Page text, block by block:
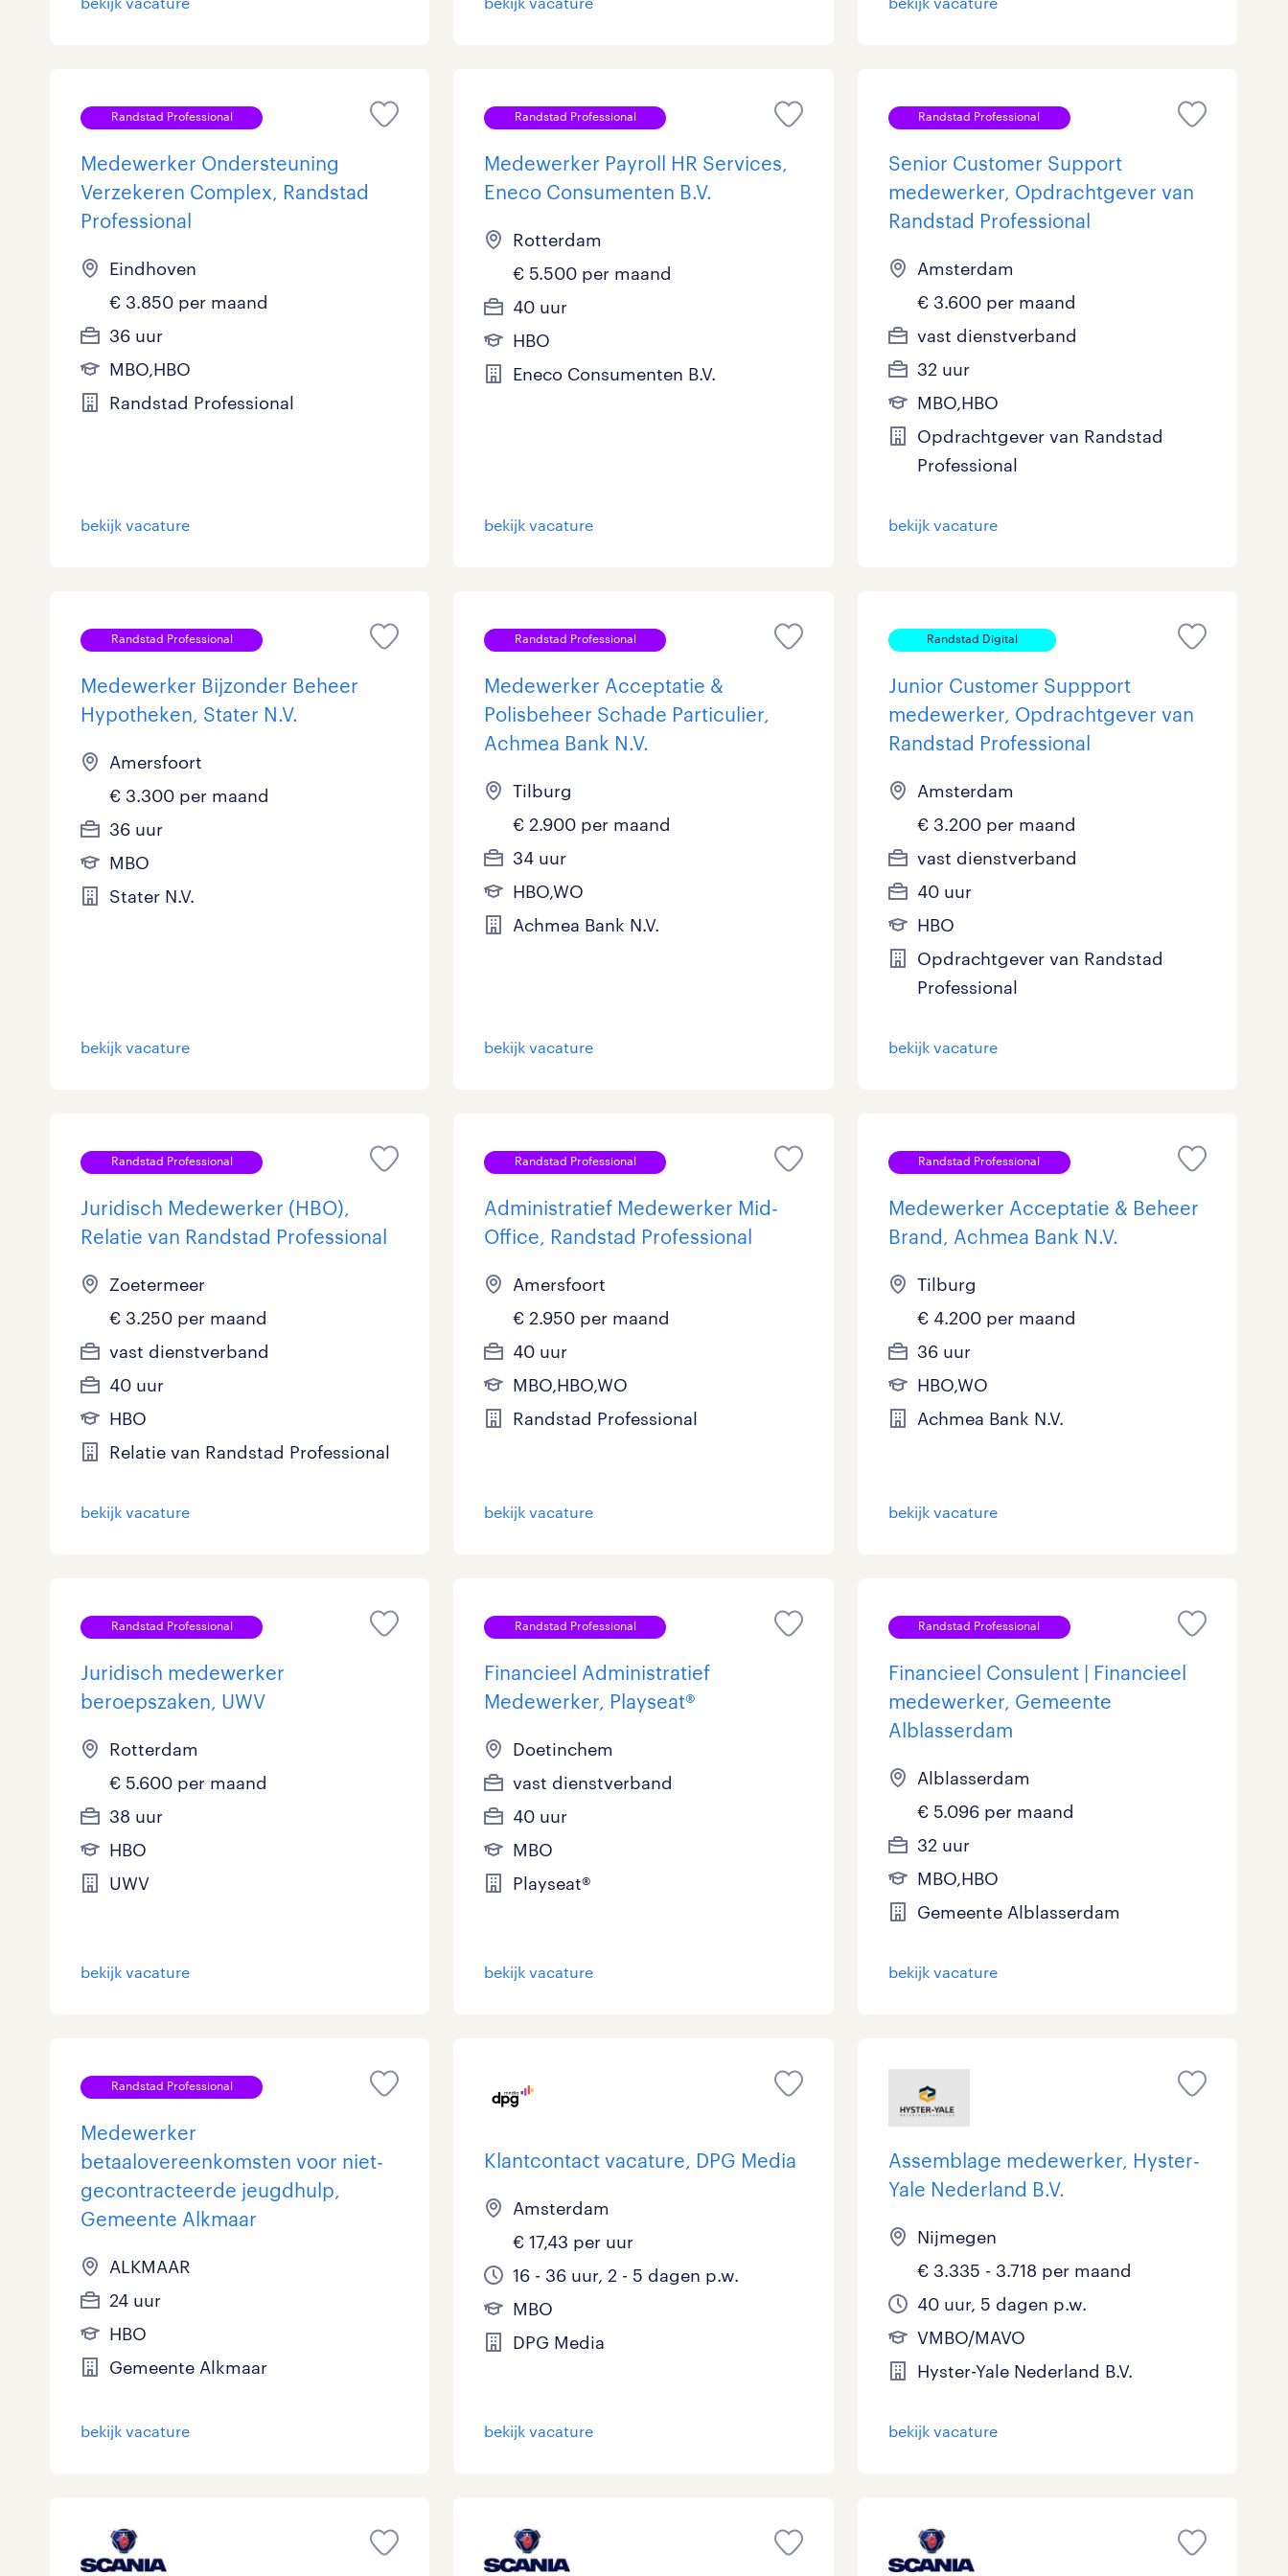
Webcare 0 Zorg / Verpleging 2
toon 892 resultaten
Randstad Professional
Medewerker Ondersteuning
Verzekeren Complex, Randstad
Professional
Eindhoven
€ 3.850 per maand
36 uur
MBO,HBO
Randstad Professional
bekijk vacature
Randstad Professional
Medewerker Payroll HR Services,
Eneco Consumenten B.V.
Rotterdam
€ 5.500 per maand
40 uur
HBO
Eneco Consumenten B.V.
bekijk vacature
Randstad Professional
Senior Customer Support
medewerker, Opdrachtgever van
Randstad Professional
Amsterdam
€ 3.600 per maand
vast dienstverband
32 uur
MBO,HBO
Opdrachtgever van Randstad
Professional
bekijk vacature
Randstad Professional
Medewerker Bijzonder Beheer
Hypotheken, Stater N.V.
Amersfoort
€ 3.300 per maand
36 uur
MBO
Stater N.V.
bekijk vacature
Randstad Professional
Medewerker Acceptatie &
Polisbeheer Schade Particulier,
Achmea Bank N.V.
Tilburg
€ 2.900 per maand
34 uur
HBO,WO
Achmea Bank N.V.
bekijk vacature
Randstad Digital
Junior Customer Suppport
medewerker, Opdrachtgever van
Randstad Professional
Amsterdam
€ 3.200 per maand
vast dienstverband
40 uur
HBO
Opdrachtgever van Randstad
Professional
bekijk vacature
Randstad Professional
Juridisch Medewerker (HBO),
Relatie van Randstad Professional
Zoetermeer
€ 3.250 per maand
vast dienstverband
40 uur
HBO
Relatie van Randstad Professional
bekijk vacature
Randstad Professional
Administratief Medewerker Mid-
Office, Randstad Professional
Amersfoort
€ 2.950 per maand
40 uur
MBO,HBO,WO
Randstad Professional
bekijk vacature
Randstad Professional
Medewerker Acceptatie & Beheer
Brand, Achmea Bank N.V.
Tilburg
€ 4.200 per maand
36 uur
HBO,WO
Achmea Bank N.V.
bekijk vacature
Randstad Professional
Juridisch medewerker
beroepszaken, UWV
Rotterdam
€ 5.600 per maand
38 uur
HBO
UWV
bekijk vacature
Randstad Professional
Financieel Administratief
Medewerker, Playseat®
Doetinchem
vast dienstverband
40 uur
MBO
Playseat®
bekijk vacature
Randstad Professional
Financieel Consulent | Financieel
medewerker, Gemeente
Alblasserdam
Alblasserdam
€ 5.096 per maand
32 uur
MBO,HBO
Gemeente Alblasserdam
bekijk vacature
Randstad Professional
Medewerker
betaalovereenkomsten voor niet-
gecontracteerde jeugdhulp,
Gemeente Alkmaar
ALKMAAR
24 uur
HBO
Gemeente Alkmaar
bekijk vacature
Klantcontact vacature, DPG Media
Amsterdam
€ 17,43 per uur
16 - 36 uur, 2 - 5 dagen p.w.
MBO
DPG Media
bekijk vacature
Assemblage medewerker, Hyster-
Yale Nederland B.V.
Nijmegen
€ 3.335 - 3.718 per maand
40 uur, 5 dagen p.w.
VMBO/MAVO
Hyster-Yale Nederland B.V.
bekijk vacature